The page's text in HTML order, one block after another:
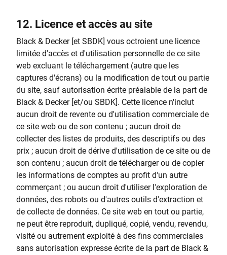
12. Licence et accès au site
Black & Decker [et SBDK] vous octroient une licence
limitée d'accès et d'utilisation personnelle de ce site
web excluant le téléchargement (autre que les
captures d'écrans) ou la modification de tout ou partie
du site, sauf autorisation écrite préalable de la part de
Black & Decker [et/ou SBDK]. Cette licence n'inclut
aucun droit de revente ou d'utilisation commerciale de
ce site web ou de son contenu ; aucun droit de
collecter des listes de produits, des descriptifs ou des
prix ; aucun droit de dérive d'utilisation de ce site ou de
son contenu ; aucun droit de télécharger ou de copier
les informations de comptes au profit d'un autre
commerçant ; ou aucun droit d'utiliser l'exploration de
données, des robots ou d'autres outils d'extraction et
de collecte de données. Ce site web en tout ou partie,
ne peut être reproduit, dupliqué, copié, vendu, revendu,
visité ou autrement exploité à des fins commerciales
sans autorisation expresse écrite de la part de Black &